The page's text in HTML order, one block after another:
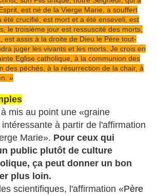
est né de la Vierge Marie, a souffert
été crucifié, est mort et a été enseveli, est
le troisième jour est ressuscité des morts,
est assis à la droite de Dieu le Père tout-
juger les vivants et les morts. Je crois en
Eglise catholique, à la communion des
des péchés, à la résurrection de la chair, à
»
à mis au point une «graine
à partir de l'affirmation
Marie». Pour ceux qui
public plutôt de culture
ça peut donner un bon
plus loin.
scientifiques, l'affirmation «Père